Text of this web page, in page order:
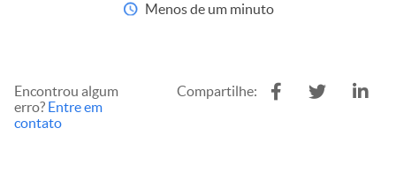
Menos de um minuto
Encontrou algum
erro? Entre em
contato
Compartilhe: